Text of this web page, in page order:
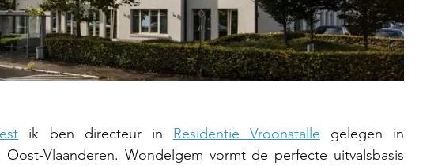
ik ben directeur in Residentie Vroonstalle gelegen in
Vlaanderen. Wondelgem vormt de perfecte uitvalsbasis